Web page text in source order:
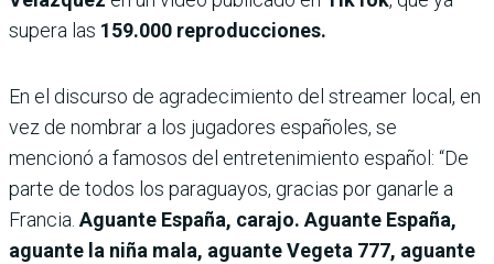
supera las 159.000 reproducciones.
En el discurso de agradecimiento del streamer local, en
vez de nombrar a los jugadores españoles, se
mencionó a famosos del entretenimiento español: “De
parte de todos los paraguayos, gracias por ganarle a
Francia. Aguante España, carajo. Aguante España,
aguante la niña mala, aguante Vegeta 777, aguante